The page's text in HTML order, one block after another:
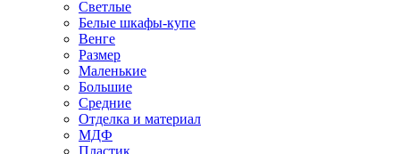
Светлые
Белые шкафы-купе
Венге
Размер
Маленькие
Большие
Средние
Отделка и материал
МДФ
Пластик